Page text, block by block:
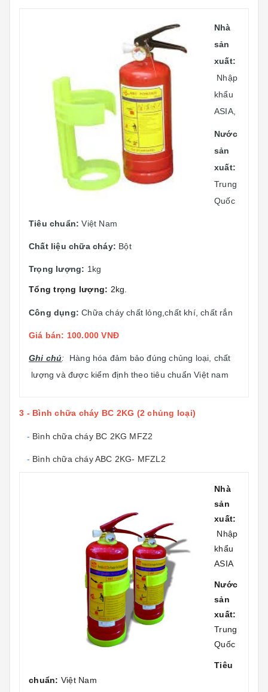
Nhà
sản
xuất:
Nhập
khẩu
ASIA,
Nước
sản
xuất:
Trung
Quốc
Tiêu chuẩn: Việt Nam
Chất liệu chữa cháy: Bột
Trọng lượng: 1kg
Tổng trọng lượng: 2kg.
Công dụng:Chữa cháy chất lỏng,chất khí, chất rắn
Giá bán: 100.000 VNĐ
Ghi chú: Hàng hóa đảm bảo đúng chủng loại, chất
lượng và được kiểm định theo tiêu chuẩn Việt nam
3 - Bình chữa cháy BC 2KG (2 chủng loại)
- Bình chữa cháy BC 2KG MFZ2
- Bình chữa cháy ABC 2KG- MFZL2
Nhà
sản
xuất:
Nhập
khẩu
ASIA
Nước
sản
xuất:
Trung
Quốc
Tiêu
chuẩn: Việt Nam